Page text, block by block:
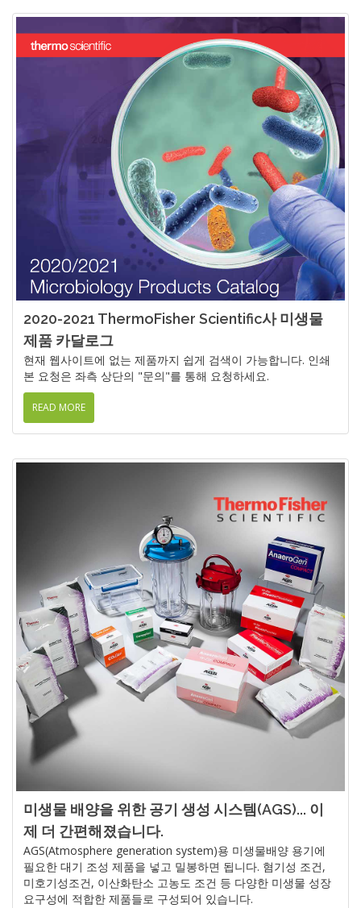
2020-2021 ThermoFisher Scientific사 미생물
제품 카달로그
현재 웹사이트에 없는 제품까지 쉽게 검색이 가능합니다. 인쇄
본 요청은 좌측 상단의 "문의"를 통해 요청하세요.
READ MORE
미생물 배양을 위한 공기 생성 시스템(AGS)... 이
제 더 간편해졌습니다.
AGS(Atmosphere generation system)용 미생물배양 용기에
필요한 대기 조성 제품을 넣고 밀봉하면 됩니다. 혐기성 조건,
미호기성조건, 이산화탄소 고농도 조건 등 다양한 미생물 성장
요구성에 적합한 제품들로 구성되어 있습니다.